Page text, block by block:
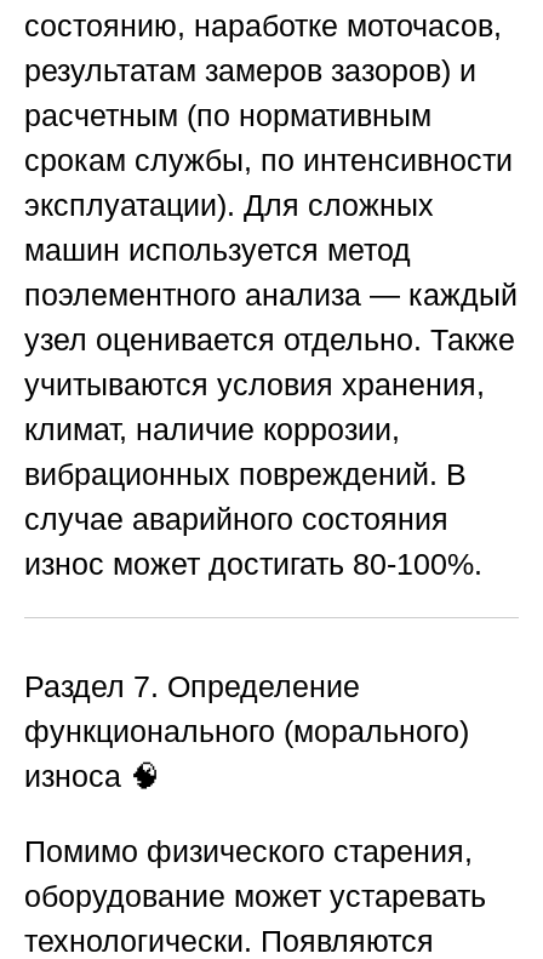
состоянию, наработке моточасов,
результатам замеров зазоров) и
расчетным (по нормативным
срокам службы, по интенсивности
эксплуатации). Для сложных
машин используется метод
поэлементного анализа — каждый
узел оценивается отдельно. Также
учитываются условия хранения,
климат, наличие коррозии,
вибрационных повреждений. В
случае аварийного состояния
износ может достигать 80-100%.
Раздел 7. Определение
функционального (морального)
износа 🧠
Помимо физического старения,
оборудование может устаревать
технологически. Появляются